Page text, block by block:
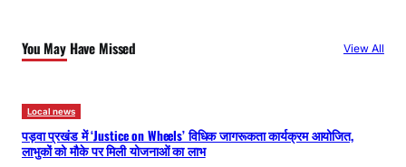
h
You May Have Missed View All
Local news
पड़वा प्रखंड में ‘Justice on Wheels’ विधिक जागरूकता कार्यक्रम आयोजित,
लाभुकों को मौके पर मिली योजनाओं का लाभ